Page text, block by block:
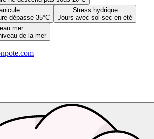
dépasse 35°C
Stress hydrique
Jours avec sol sec en été
mer
de la mer